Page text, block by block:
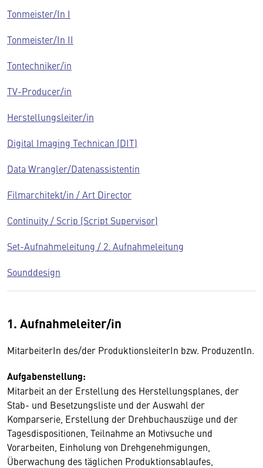
Tonmeister/In I
Tonmeister/In II
Tontechniker/in
TV-Producer/in
Herstellungsleiter/in
Digital Imaging Technican (DIT)
Data Wrangler/Datenassistentin
Filmarchitekt/in / Art Director
Continuity / Scrip (Script Supervisor)
Set-Aufnahmeleitung / 2. Aufnahmeleitung
Sounddesign
1. Aufnahmeleiter/in
MitarbeiterIn des/der ProduktionsleiterIn bzw. ProduzentIn.
Aufgabenstellung:
Mitarbeit an der Erstellung des Herstellungsplanes, der
Stab- und Besetzungsliste und der Auswahl der
Komparserie, Erstellung der Drehbuchauszüge und der
Tagesdispositionen, Teilnahme an Motivsuche und
Vorarbeiten, Einholung von Drehgenehmigungen,
Überwachung des täglichen Produktionsablaufes,